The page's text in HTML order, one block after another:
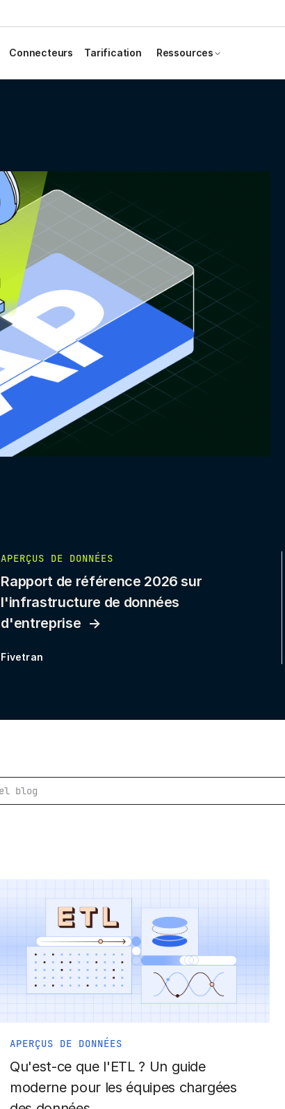
Connecteurs Tarification Ressources
APERÇUS DE DONNÉES
Rapport de référence 2026 sur
l'infrastructure de données
d'entreprise
Fivetran
APERÇUS DE DONNÉES
Qu'est-ce que l'ETL ? Un guide
moderne pour les équipes chargées